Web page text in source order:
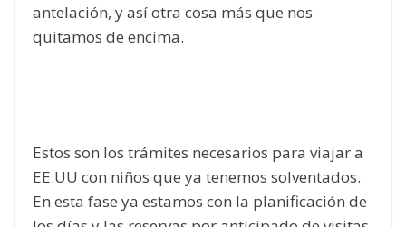
antelación, y así otra cosa más que nos
quitamos de encima.
Estos son los trámites necesarios para viajar a
EE.UU con niños que ya tenemos solventados.
En esta fase ya estamos con la planificación de